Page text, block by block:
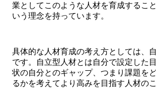
業としてこのような人材を育成するこ
いう理念を持っています。
具体的な人材育成の考え方としては、
です。自立型人材とは自分で設定した
状の自分とのギャップ、つまり課題を
るかを考えてより高みを目指す人材のこ